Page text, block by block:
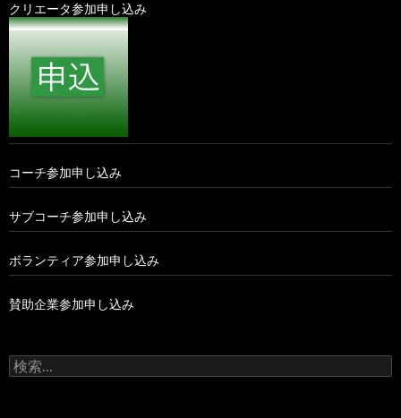
クリエータ参加申し込み
コーチ参加申し込み
サブコーチ参加申し込み
ボランティア参加申し込み
賛助企業参加申し込み
検
索: